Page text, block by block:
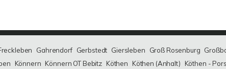
Gahrendorf Gerbstedt Giersleben Groß Rosenburg
Könnern Könnern OT Bebitz Köthen Köthen (Anhalt) Köthen -